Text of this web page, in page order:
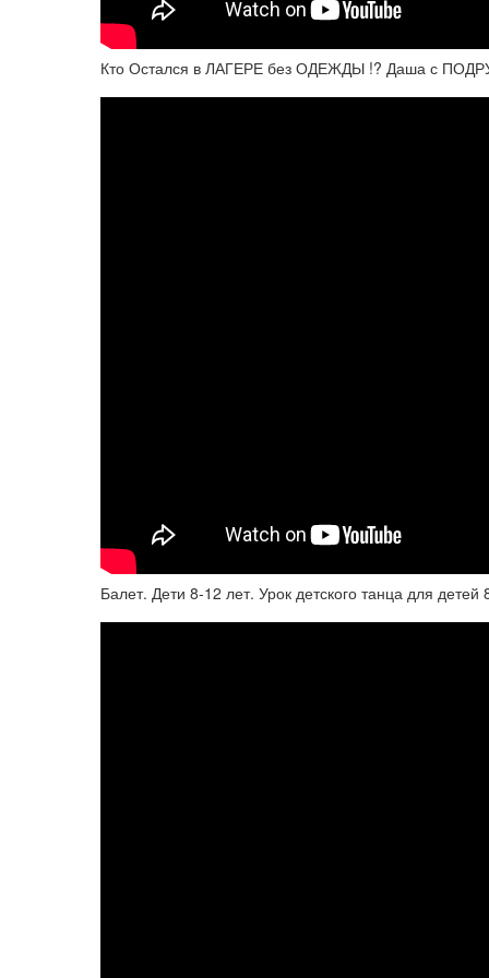
Кто Остался в ЛАГЕРЕ без ОДЕЖДЫ !? Даша с
Балет. Дети 8-12 лет. Урок детского танца для детей